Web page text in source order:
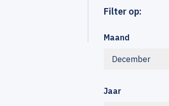
Filter op:
Maand
December
Jaar